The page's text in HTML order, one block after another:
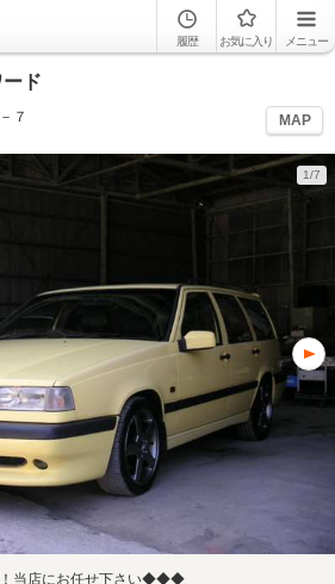
履歴 お気に入り メニュー
ード
７ MAP
1/7
当店にお任せ下さい◆◆◆